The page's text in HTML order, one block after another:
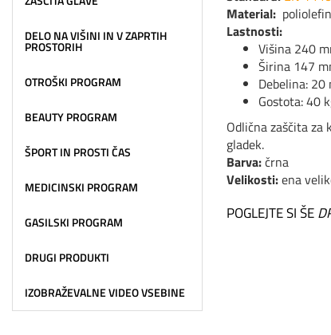
DELO NA VIŠINI IN V ZAPRTIH
PROSTORIH
OTROŠKI PROGRAM
BEAUTY PROGRAM
ŠPORT IN PROSTI ČAS
MEDICINSKI PROGRAM
GASILSKI PROGRAM
DRUGI PRODUKTI
IZOBRAŽEVALNE VIDEO VSEBINE
Material:
Lastnosti:
Višina 240
Širina 147
Debelina:
Gostota:
Odlična zaščita
gladek.
Barva:črna
Velikosti:ena
POGLEJTE SI ŠE